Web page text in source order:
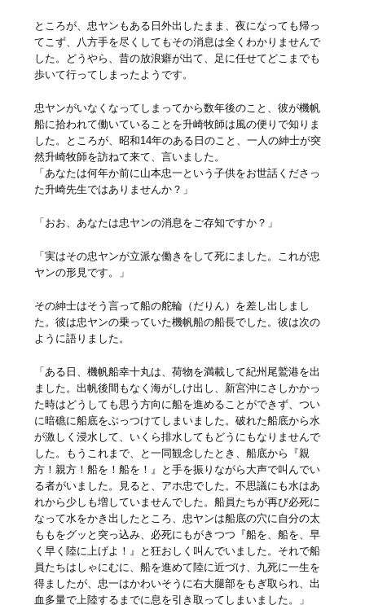
ところが、忠ヤンもある日外出したまま、夜になっても帰っ
てこず、八方手を尽くしてもその消息は全くわかりませんで
した。どうやら、昔の放浪癖が出て、足に任せてどこまでも
歩いて行ってしまったようです。
忠ヤンがいなくなってしまってから数年後のこと、彼が機帆
船に拾われて働いていることを升崎牧師は風の便りで知りま
した。ところが、昭和14年のある日のこと、一人の紳士が突
然升崎牧師を訪ねて来て、言いました。
「あなたは何年か前に山本忠一という子供をお世話くださっ
た升崎先生ではありませんか？」
「おお、あなたは忠ヤンの消息をご存知ですか？」
「実はその忠ヤンが立派な働きをして死にました。これが忠
ヤンの形見です。」
その紳士はそう言って船の舵輪（だりん）を差し出しまし
た。彼は忠ヤンの乗っていた機帆船の船長でした。彼は次の
ように語りました。
「ある日、機帆船幸十丸は、荷物を満載して紀州尾鷲港を出
ました。出帆後間もなく海がしけ出し、新宮沖にさしかかっ
た時はどうしても思う方向に船を進めることができず、つい
に暗礁に船底をぶっつけてしまいました。破れた船底から水
が激しく浸水して、いくら排水してもどうにもなりませんで
した。もうこれまで、と一同観念したとき、船底から『親
方！親方！船を！船を！』と手を振りながら大声で叫んでい
る者がいました。見ると、アホ忠でした。不思議にも水はあ
れから少しも増していませんでした。船員たちが再び必死に
なって水をかき出したところ、忠ヤンは船底の穴に自分の太
ももをグッと突っ込み、必死にもがきつつ『船を、船を、早
く早く陸に上げよ！』と狂おしく叫んでいました。それで船
員たちはしゃにむに、船を進めて陸に近づけ、九死に一生を
得ましたが、忠一はかわいそうに右大腿部をもぎ取られ、出
血多量で上陸するまでに息を引き取ってしまいました。」